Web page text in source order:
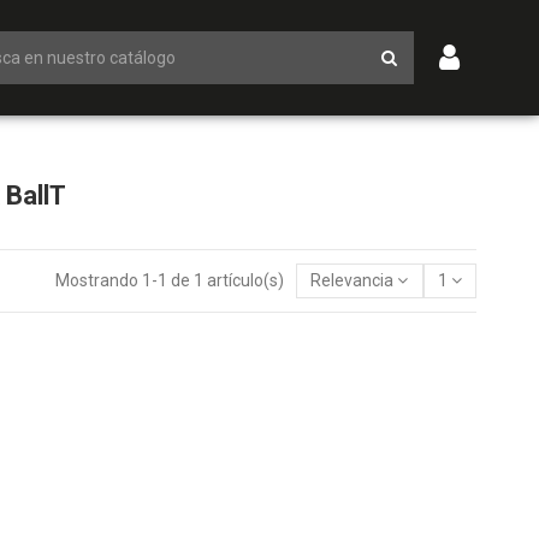
Mostrando 1-1 de 1 artículo(s) Relevancia 1